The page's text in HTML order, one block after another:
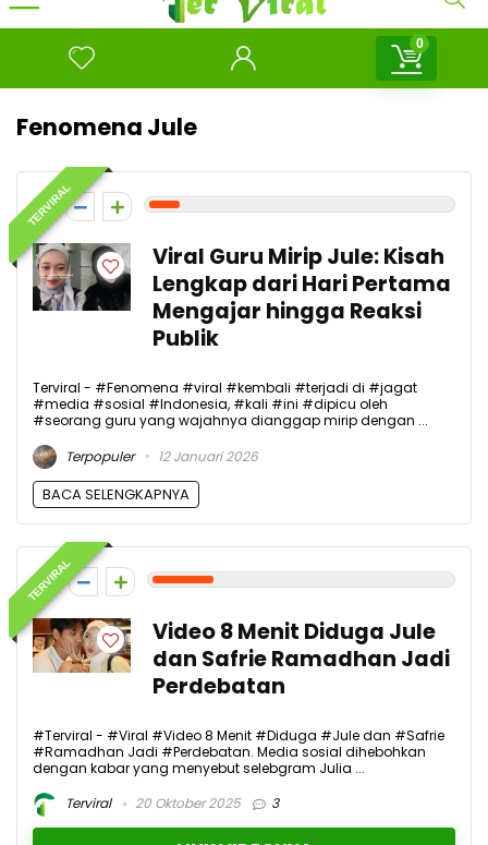
0
Fenomena Jule
TERVIRAL
1
Viral Guru Mirip Jule: Kisah
Lengkap dari Hari Pertama
Mengajar hingga Reaksi
Publik
Terviral - #Fenomena #viral #kembali #terjadi di #jagat
#media #sosial #Indonesia, #kali #ini #dipicu oleh
#seorang guru yang wajahnya dianggap mirip dengan ...
Terpopuler
12 Januari 2026
BACA SELENGKAPNYA
TERVIRAL
2
Video 8 Menit Diduga Jule
dan Safrie Ramadhan Jadi
Perdebatan
#Terviral - #Viral #Video 8 Menit #Diduga #Jule dan #Safrie
#Ramadhan Jadi #Perdebatan. Media sosial dihebohkan
dengan kabar yang menyebut selebgram Julia ...
Terviral
20 Oktober 2025 3